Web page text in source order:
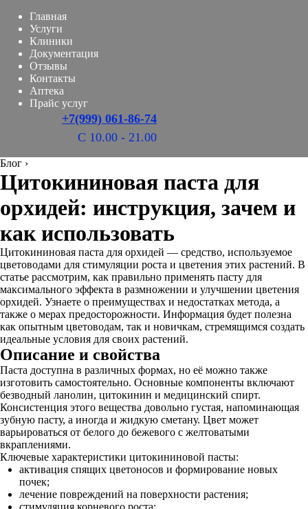
Главная
Услуги
Клиники
Документация
Отзывы
Контакты
Аптека
Прайс услуг
+7(999) 061-86-74
С 10.00 - 21.00
Блог ›
Цитокининовая паста для
орхидей: инструкция, зачем и
как использовать
Цитокининовая паста для орхидей — средство, используемое
цветоводами для стимуляции роста и цветения этих растений. В
статье рассмотрим, как правильно применять пасту для
максимального эффекта в размножении и улучшении цветения
орхидей. Узнаете о преимуществах и недостатках метода, а
также о мерах предосторожности. Информация будет полезна
как опытным цветоводам, так и новичкам, стремящимся создать
идеальные условия для своих растений.
Описание и свойства
Паста доступна в различных формах, но её можно также
изготовить самостоятельно. Основные компоненты включают
безводный ланолин, цитокинин и медицинский спирт.
Консистенция этого вещества довольно густая, напоминающая
зубную пасту, а иногда и жидкую сметану. Цвет может
варьироваться от белого до бежевого с желтоватыми
вкраплениями.
Ключевые характеристики цитокининовой пасты:
активация спящих цветоносов и формирование новых
почек;
лечение повреждений на поверхности растения;
стимуляция корневого роста;